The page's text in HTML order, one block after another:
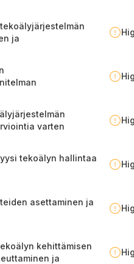
ja
varten
tekoälyn hallintaa
asettaminen ja
kehittämisen
ja